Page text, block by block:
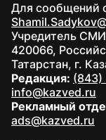
Для сообщений
Учредитель
420066,
Татарстан, г.
Редакция:
info@kazved.ru
Рекламный
ads@kazved.ru